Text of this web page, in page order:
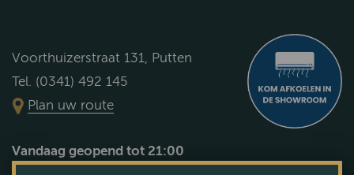
Voorthuizerstraat 131, Putten
Tel. (0341) 492 145
Plan uw route
Vandaag geopend tot 21:00